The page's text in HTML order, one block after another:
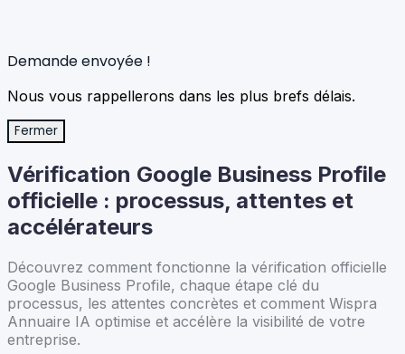
Demande envoyée !
Nous vous rappellerons dans les plus brefs délais.
Fermer
Vérification Google Business Profile
officielle : processus, attentes et
accélérateurs
Découvrez comment fonctionne la vérification officielle
Google Business Profile, chaque étape clé du
processus, les attentes concrètes et comment Wispra
Annuaire IA optimise et accélère la visibilité de votre
entreprise.